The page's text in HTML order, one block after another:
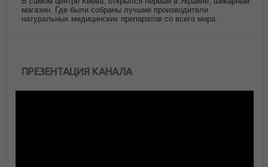
магазин. Где были собраны лучшие производители
натуральных медицинских препаратов со всего мира.
ПРЕЗЕНТАЦИЯ КАНАЛА